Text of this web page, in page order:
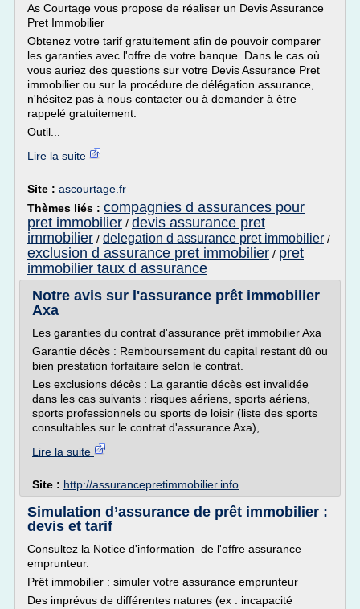
As Courtage vous propose de réaliser un Devis Assurance
Pret Immobilier
Obtenez votre tarif gratuitement afin de pouvoir comparer
les garanties avec l'offre de votre banque. Dans le cas où
vous auriez des questions sur votre Devis Assurance Pret
immobilier ou sur la procédure de délégation assurance,
n'hésitez pas à nous contacter ou à demander à être
rappelé gratuitement.
Outil...
Lire la suite
Site : ascourtage.fr
Thèmes liés : compagnies d assurances pour
pret immobilier / devis assurance pret
immobilier / delegation d assurance pret immobilier /
exclusion d assurance pret immobilier / pret
immobilier taux d assurance
Notre avis sur l'assurance prêt immobilier
Axa
Les garanties du contrat d'assurance prêt immobilier Axa
Garantie décès : Remboursement du capital restant dû ou
bien prestation forfaitaire selon le contrat.
Les exclusions décès : La garantie décès est invalidée
dans les cas suivants : risques aériens, sports aériens,
sports professionnels ou sports de loisir (liste des sports
consultables sur le contrat d'assurance Axa),...
Lire la suite
Site : http://assurancepretimmobilier.info
Simulation d’assurance de prêt immobilier :
devis et tarif
Consultez la Notice d'information de l'offre assurance
emprunteur.
Prêt immobilier : simuler votre assurance emprunteur
Des imprévus de différentes natures (ex : incapacité